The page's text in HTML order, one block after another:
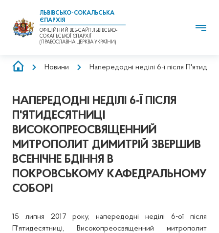
ЛЬВІВСЬКО-СОКАЛЬСЬКА
ЄПАРХІЯ
ОФІЦІЙНИЙ ВЕБ-САЙТ ЛЬВІВСЬКО-
СОКАЛЬСЬКОЇ ЄПАРХІЇ
(ПРАВОСЛАВНА ЦЕРКВА УКРАЇНИ)
РЯДОК
Новини Напередодні неділі 6-ї після
НАПЕРЕДОДНІ НЕДІЛІ 6-Ї ПІСЛЯ
П'ЯТИДЕСЯТНИЦІ
ВИСОКОПРЕОСВЯЩЕННИЙ
МИТРОПОЛИТ ДИМИТРІЙ ЗВЕРШИВ
ВСЕНІЧНЕ БДІННЯ В
ПОКРОВСЬКОМУ КАФЕДРАЛЬНОМУ
СОБОРІ
15 липня 2017 року, напередодні неділі 6-ої після
П'ятидесятниці, Високопреосвященний митрополит